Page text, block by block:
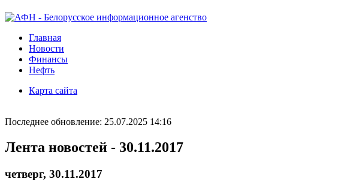
Главная
Новости
Финансы
Нефть
Карта сайта
Последнее обновление: 25.07.2025 14:16
Лента новостей - 30.11.2017
четверг, 30.11.2017